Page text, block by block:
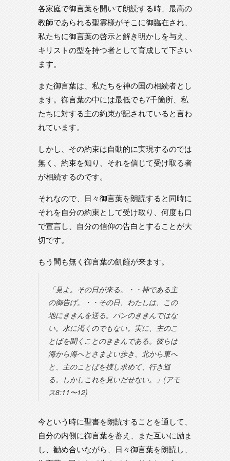
各家庭で御言葉を開いて朗読する時、最高の
教師であられる聖霊様がそこに御臨在され、
私たちに御言葉の啓示と解き明かしを与え、
キリストの型を持つ者として育成して下さい
ます。
また御言葉は、私たちを神の国の相続者とし
ます。御言葉の中には最低でも7千箇所、私
たちに対する主の約束が記されていると言わ
れています。
しかし、その約束は自動的に実現するのでは
無く、約束を知り、それを信じて受け取る者
が相続するのです。
それなので、日々御言葉を朗読すると同時に
それを自分の約束として受け取り、何度も口
で宣言し、自分の信仰の告白とすることが大
切です。
もう間も無く御言葉の飢饉が来ます。
「見よ。その日が来る。・・神である主
の御告げ。・・その日、わたしは、この
地にききんを送る。パンのききんではな
い。水に渇くのでもない。実に、主のこ
とばを聞くことのききんである。彼らは
海から海へとさまよい歩き、北から東へ
と、主のことばを捜し求めて、行き巡
る。しかしこれを見いだせない。」(アモ
ス8:11〜12)
今という時に聖書を朗読することを通して、
自分の内側に御言葉を蓄え、また互いに励ま
し、勧め合いながら、日々御言葉を朗読し、